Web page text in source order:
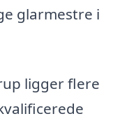
glarmestre i
ligger flere